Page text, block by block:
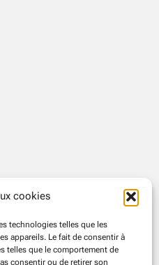
cookies
technologies telles que les
appareils. Le fait de consentir à
telles que le comportement de
consentir ou de retirer son